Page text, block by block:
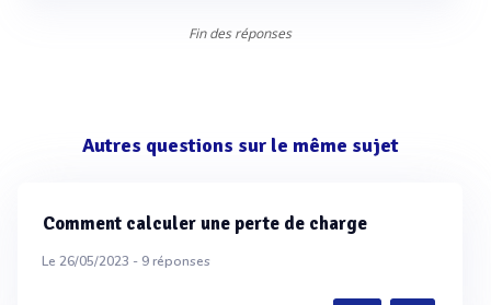
Fin des réponses
Autres questions sur le même sujet
Comment calculer une perte de charge
Le 26/05/2023 - 9réponses